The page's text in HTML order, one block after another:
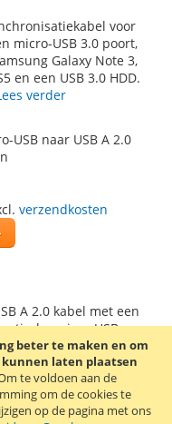
beter te maken en om
laten plaatsen
te voldoen aan de
om de cookies te
op de pagina met ons
voor
micro-USB 3.0 poort,
Galaxy Note 3,
en een USB 3.0 HDD.
verder
USB naar USB A 2.0
verzendkosten
A 2.0 kabel met een
micro-USB-
connector
bij het in- en
omdat de plug
USB poort blijft